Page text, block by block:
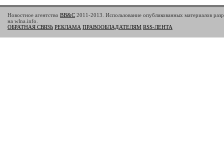
Новостное агентство BB&C 2011-2013. Использование опубликованных материалов
на wlna.info.
ОБРАТНАЯ СВЯЗЬ РЕКЛАМА ПРАВООБЛАДАТЕЛЯМ RSS-ЛЕНТА